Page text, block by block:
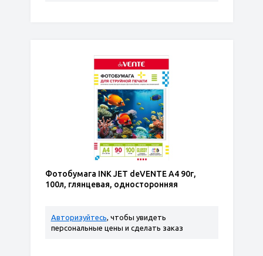
Фотобумага INK JET deVENTE A4 90г,
100л, глянцевая, односторонняя
Авторизуйтесь, чтобы увидеть
персональные цены и сделать заказ